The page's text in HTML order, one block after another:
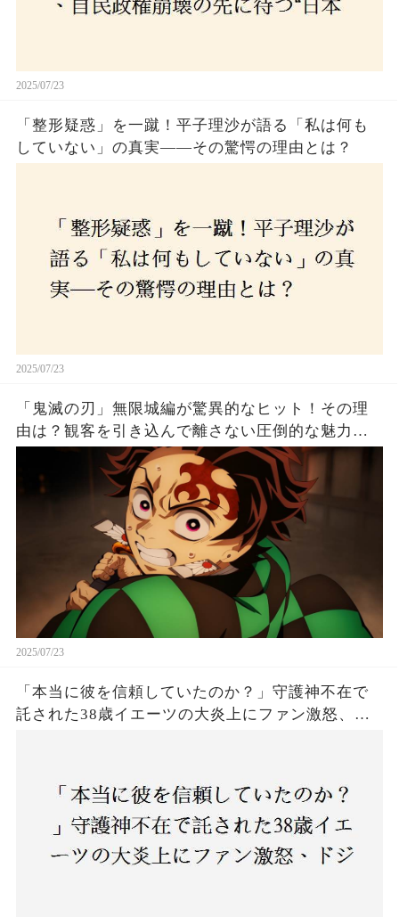
2025/07/23
「整形疑惑」を一蹴！平子理沙が語る「私は何も
していない」の真実——その驚愕の理由とは？
2025/07/23
「鬼滅の刃」無限城編が驚異的なヒット！その理
由は？観客を引き込んで離さない圧倒的な魅力と
2025/07/23
「本当に彼を信頼していたのか？」守護神不在で
託された38歳イエーツの大炎上にファン激怒、ド